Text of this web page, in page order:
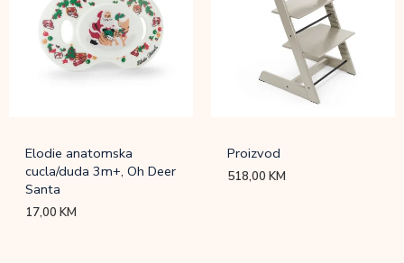
Elodie anatomska
cucla/duda 3m+, Oh Deer
Santa
17,00KM
Proizvod
518,00KM